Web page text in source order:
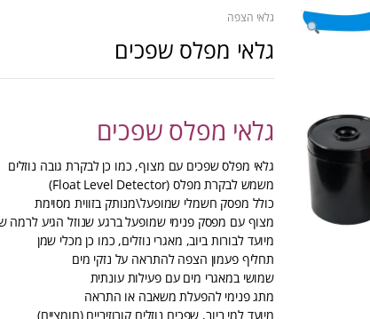
גלאי הצפה
גלאי מפלס שפכים
גלאי מפלס שפכים
גלאי מפלס שפכים עם מצוף, כמו כן לבקרת גובה נוזלים
משמש לבקרת מפלס (Float Level Detector)
כולל מפסק חשמלי שמופעל\מנותק בזווית מסוימת
מצוף עם מפסק פנימי שמופעל ברגע שנוזל הגיע לרמה
מיועד לבורות ביוב, מאגרי נוזלים, כמו כן מכלי שמן
תחליף פעמון הצפה להתראה על נזקי מים
שמושי במאגרי מים עם פעילות עונתית
מתג פנימי להפעלת משאבה או התראה
מיועד למי ביוב, שפכים נוזלים קורוזיביים (חומציים)